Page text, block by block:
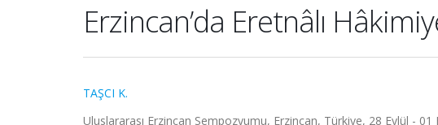
Erzincan’da Eretnâlı
TAŞCI K.
Uluslararası Erzincan Sempozyumu, Erzincan, Türkiye, 28 Eylül -